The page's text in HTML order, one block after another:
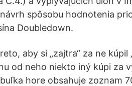
spôsobu hodnotenia
Doubledown.
aby si „zajtra“ za ne kúpil
od neho niekto iný kúpi za
hore obsahuje zoznam